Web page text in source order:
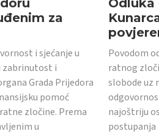
za
i sjećanje u
zabrinutost i
Grada Prijedora
pomoć
zločine. Prema
u
Povodom
ratnog
slobode uz
najoštriju
postupanja